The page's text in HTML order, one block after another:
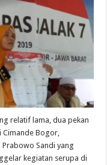
relatif lama, dua pekan
Cimande Bogor,
Prabowo Sandi yang
kegiatan serupa di